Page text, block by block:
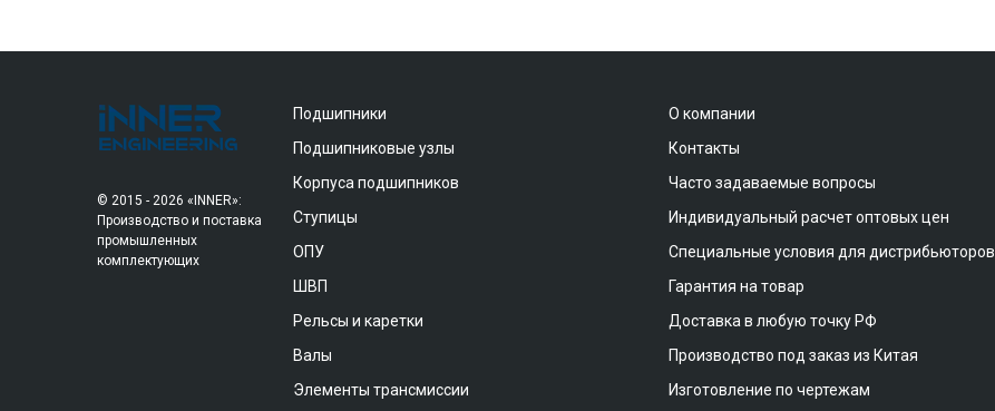
© 2015 - 2026 «INNER»:
Производство и поставка
промышленных
комплектующих
Подшипники
Подшипниковые узлы
Корпуса подшипников
Ступицы
ОПУ
ШВП
Рельсы и каретки
Валы
Элементы трансмиссии
О компании
Контакты
Часто задаваемые вопросы
Индивидуальный расчет оптовых цен
Специальные условия для дистрибьюторов
Гарантия на товар
Доставка в любую точку РФ
Производство под заказ из Китая
Изготовление по чертежам